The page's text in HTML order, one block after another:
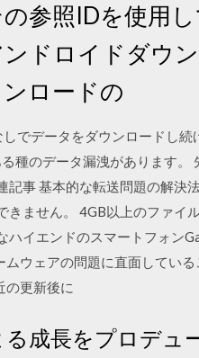
参照IDを使用
ドロイドダウ
ロードの
でデータをダウンロードし
種のデータ漏洩があります。
記事 基本的な転送問題の解
きません。 4GB以上のファイ
ハイエンドのスマートフォン
ウェアの問題に直面してい
の更新後に
成長をプロデュ